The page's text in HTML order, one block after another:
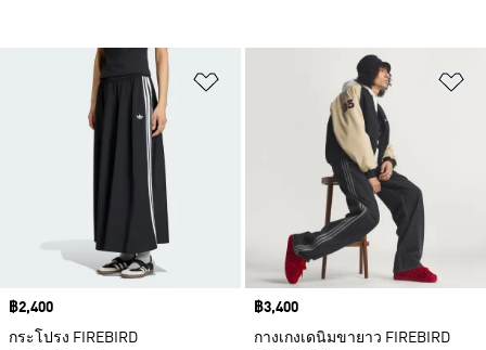
เพิ่มไปยังรายการสินค้าโปรด
Price
฿2,400
กระโปรง FIREBIRD
Price
฿3,400
กางเกงเดนิมขายาว FIREBIRD